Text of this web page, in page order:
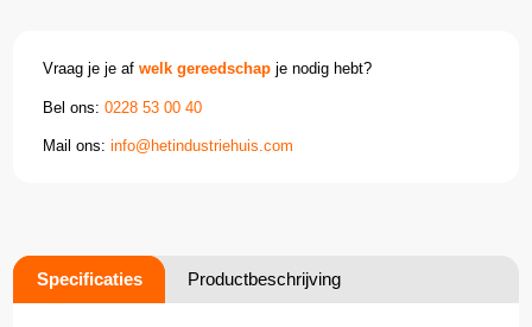
Vraag je je afwelk gereedschap je nodig hebt?
Bel ons:0228 53 00 40
Mail ons:info@hetindustriehuis.com
Specificaties Productbeschrijving